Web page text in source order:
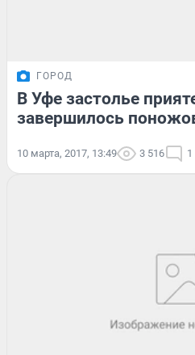
ГОРОД
В Уфе застолье
завершилось
10 марта, 2017, 13:49 3 516 1